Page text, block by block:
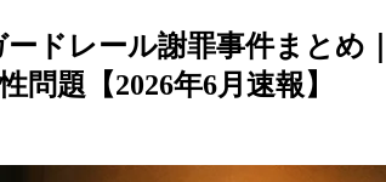
ードレール謝罪事件まと
問題【2026年6月速報】